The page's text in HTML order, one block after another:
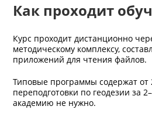
Как проходит
Курс проходит дистанционно
методическому комплексу,
приложений для чтения файлов.
Типовые программы содержат от
переподготовки по геодезии за
академию не нужно.